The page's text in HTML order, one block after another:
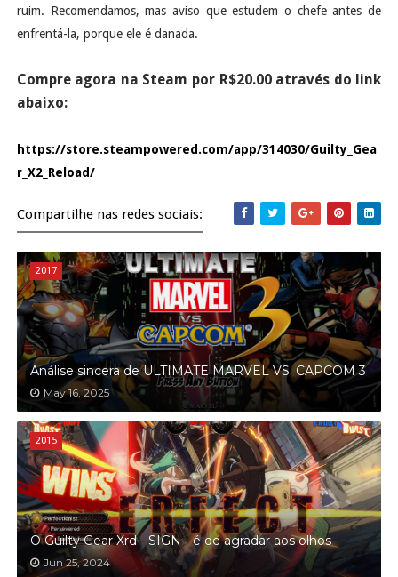
ruim. Recomendamos, mas aviso que estudem o chefe antes de
enfrentá-la, porque ele é danada.
Compre agora na Steam por R$20.00 através do link
abaixo:
https://store.steampowered.com/app/314030/Guilty_Gea
r_X2_Reload/
Compartilhe nas redes sociais:
2017
Análise sincera de ULTIMATE MARVEL VS. CAPCOM 3
May 16, 2025
2015
O Guilty Gear Xrd - SIGN - é de agradar aos olhos
Jun 25, 2024